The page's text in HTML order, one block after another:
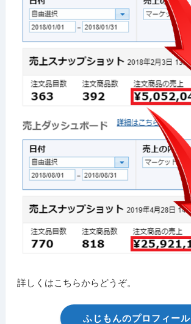
詳しくはこちらからどうぞ。
ふじもんのプロフィール